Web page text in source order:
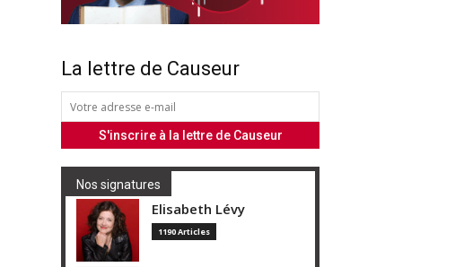
La lettre de Causeur
Nos signatures
Elisabeth Lévy
1190 Articles